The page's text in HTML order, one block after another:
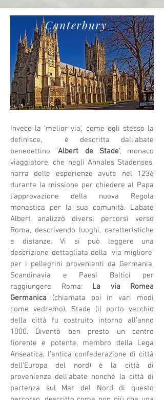
Canterbury
Invece la ‘melior via’, come egli stesso la
definisce, è descritta dall’abate
benedettino ‘Albert de Stade’, monaco
viaggiatore, che negli Annales Stadenses,
narra delle esperienze avute nel 1236
durante la missione per chiedere al Papa
l'approvazione della nuova Regola
monastica per la sua comunità. L'abate
Albert analizzò diversi percorsi verso
Roma, descrivendo luoghi, caratteristiche
e distanze. Vi si può leggere una
descrizione dettagliata della ‘via migliore’
per i pellegrini provenienti da Germania,
Scandinavia e Paesi Baltici per
raggiungere Roma: La via Romea
Germanica (chiamata poi in vari modi
come vedremo). Stade (il porto vecchio
della città fu costruito intorno all’anno
1000. Diventò ben presto un centro
fiorente e potente, membro della Lega
Anseatica, l’antica confederazione di città
dell’Europa del nord) è la città di
provenienza dell’abate nonché la città di
partenza sul Mar del Nord di questo